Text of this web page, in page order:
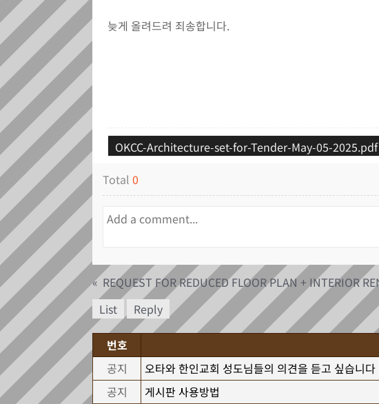
늦게 올려드려 죄송합니다.
OKCC-Architecture-set-for-Tender-May-05-2025.pdf
Total0
«
List
Reply
번호
공지
오타와 한인교회 성도님들의 의견을 듣고 싶습니다
공지
게시판 사용방법